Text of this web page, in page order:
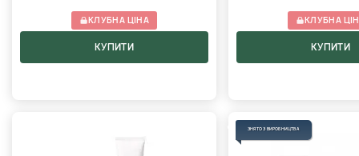
КЛУБНА ЦІНА
КУПИТИ
КЛУБНА
КУПИТИ
ЗНЯТО З ВИРОБНИЦТВА